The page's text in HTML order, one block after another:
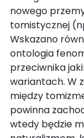
nowego
tomistycznej
Wskazano
ontologia
przeciwnika
wariantach. W
między
powinna
wtedy będzie